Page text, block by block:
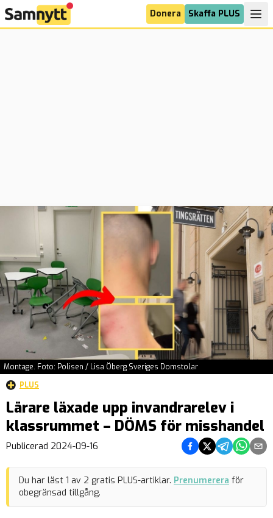
Donera Skaffa PLUS
Montage. Foto: Polisen / Lisa Öberg Sveriges Domstolar
PLUS
Lärare läxade upp invandrarelev i
klassrummet – DÖMS för misshandel
Publicerad 2024-09-16 Dela på Facebook
Dela på Twitter
Dela påDela på
Dela
Du har läst 1 av 2 gratis PLUS-artiklar. Prenumerera för
obegränsad tillgång.